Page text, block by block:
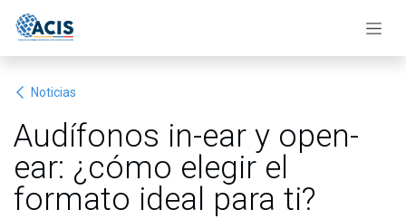
Noticias
Audífonos in-ear y open-
ear: ¿cómo elegir el
formato ideal para ti?